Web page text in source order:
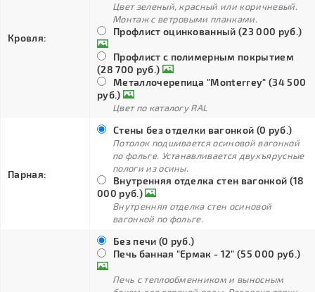
Кровля:
Цвет зеленый, красный или коричневый.
Монтаж с ветровыми планками.
Профлист оцинкованный (23 000 руб.)
Профлист с полимерным покрытием
(28 700 руб.)
Металлочерепица "Monterrey" (34 500
руб.)
Цвет по каталогу RAL
Парная:
Стены без отделки вагонкой (0 руб.)
Потолок подшивается осиновой вагонкой
по фольге. Устанавливается двухъярусные
пологи из осины.
Внутренняя отделка стен вагонкой (18
000 руб.)
Внутренняя отделка стен осиновой
вагонкой по фольге.
Без печи (0 руб.)
Печь банная "Ермак - 12" (55 000 руб.)
Печь с теплообменником и выносным